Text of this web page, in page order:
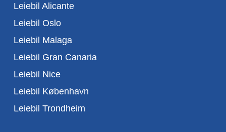
Leiebil Alicante
Leiebil Oslo
Leiebil Malaga
Leiebil Gran Canaria
Leiebil Nice
Leiebil København
Leiebil Trondheim